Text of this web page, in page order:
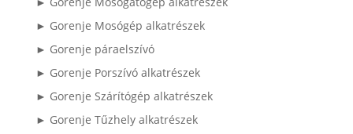
► Gorenje Mosógép alkatrészek
► Gorenje páraelszívó
► Gorenje Porszívó alkatrészek
► Gorenje Szárítógép alkatrészek
► Gorenje Tűzhely alkatrészek